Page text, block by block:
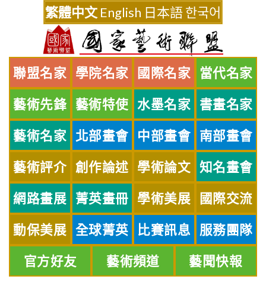
繁體中文 English 日本語한국어
聯盟名家 學院名家 國際名家 當代名家
藝術先鋒 藝術特使 水墨名家 書畫名家
藝術名家 北部畫會 中部畫會 南部畫會
藝術評介 創作論述 學術論文 知名畫會
網路畫展 菁英畫冊 學術美展 國際交流
動保美展 全球菁英 比賽訊息 服務團隊
官方好友 藝術頻道 藝聞快報